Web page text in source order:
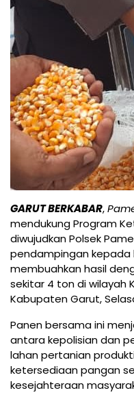
GARUT BERKABAR,
mendukung Program
diwujudkan Polsek
pendampingan
membuahkan hasil
sekitar 4 ton di wilayah
Kabupaten Garut,
Panen bersama ini
antara kepolisian dan
lahan pertanian
ketersediaan pangan
kesejahteraan